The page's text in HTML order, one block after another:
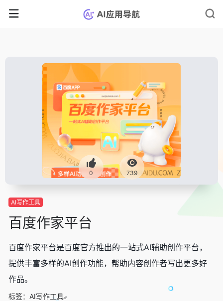
0 739
AI写作工具
百度作家平台
百度作家平台是百度官方推出的一站式AI辅助创作平台，
提供丰富多样的AI创作功能，帮助内容创作者写出更多好
作品。
标签： AI写作工具